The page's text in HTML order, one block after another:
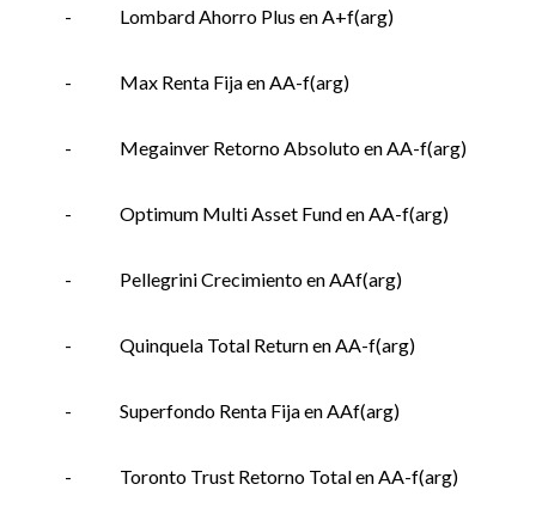
- Lombard Ahorro Plus en A+f(arg)
- Max Renta Fija en AA-f(arg)
- Megainver Retorno Absoluto en AA-f(arg)
- Optimum Multi Asset Fund en AA-f(arg)
- Pellegrini Crecimiento en AAf(arg)
- Quinquela Total Return en AA-f(arg)
- Superfondo Renta Fija en AAf(arg)
- Toronto Trust Retorno Total en AA-f(arg)